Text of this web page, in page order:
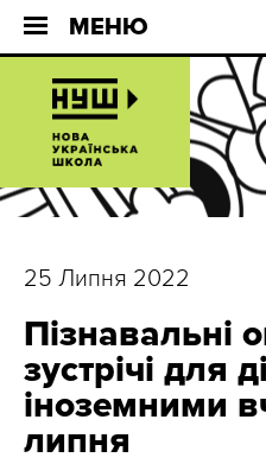
МЕНЮ
25 Липня 2022
Пізнавальні
зустрічі для
іноземними
липня